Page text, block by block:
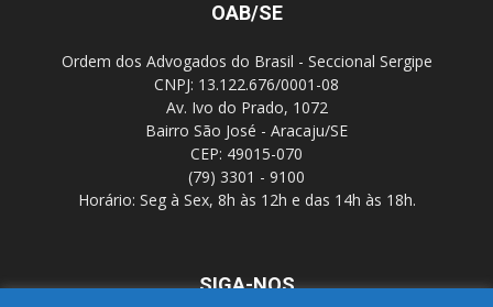
OAB/SE
Ordem dos Advogados do Brasil - Seccional Sergipe
CNPJ: 13.122.676/0001-08
Av. Ivo do Prado, 1072
Bairro São José - Aracaju/SE
CEP: 49015-070
(79) 3301 - 9100
Horário: Seg à Sex, 8h às 12h e das 14h às 18h.
SIGA-NOS